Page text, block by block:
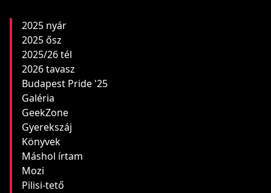
2025 nyár
2025 ősz
2025/26 tél
2026 tavasz
Budapest Pride '25
Galéria
GeekZone
Gyerekszáj
Könyvek
Máshol írtam
Mozi
Pilisi-tető